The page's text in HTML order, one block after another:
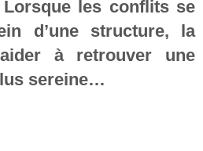
les conflits se
d’une structure, la
à retrouver une
sereine…